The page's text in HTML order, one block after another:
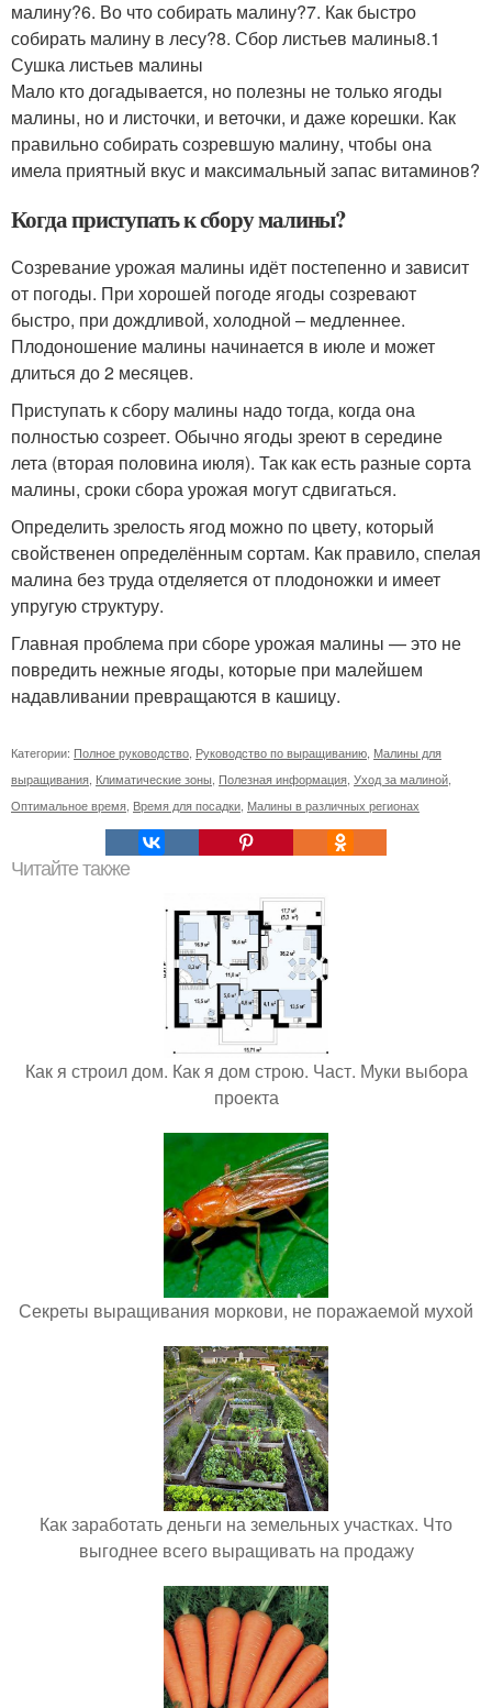
малину?6. Во что собирать малину?7. Как быстро
собирать малину в лесу?8. Сбор листьев малины8.1
Сушка листьев малины
Мало кто догадывается, но полезны не только ягоды
малины, но и листочки, и веточки, и даже корешки. Как
правильно собирать созревшую малину, чтобы она
имела приятный вкус и максимальный запас витаминов?
Когда приступать к сбору малины?
Созревание урожая малины идёт постепенно и зависит
от погоды. При хорошей погоде ягоды созревают
быстро, при дождливой, холодной – медленнее.
Плодоношение малины начинается в июле и может
длиться до 2 месяцев.
Приступать к сбору малины надо тогда, когда она
полностью созреет. Обычно ягоды зреют в середине
лета (вторая половина июля). Так как есть разные сорта
малины, сроки сбора урожая могут сдвигаться.
Определить зрелость ягод можно по цвету, который
свойственен определённым сортам. Как правило, спелая
малина без труда отделяется от плодоножки и имеет
упругую структуру.
Главная проблема при сборе урожая малины — это не
повредить нежные ягоды, которые при малейшем
надавливании превращаются в кашицу.
Категории: Полное руководство Руководство по выращиванию Малины для
выращивания Климатические зоны Полезная информация Уход за малиной
Оптимальное время Время для посадки Малины в различных регионах
Читайте также
Как я строил дом. Как я дом строю. Част. Муки выбора
проекта
Секреты выращивания моркови, не поражаемой мухой
Как заработать деньги на земельных участках. Что
выгоднее всего выращивать на продажу